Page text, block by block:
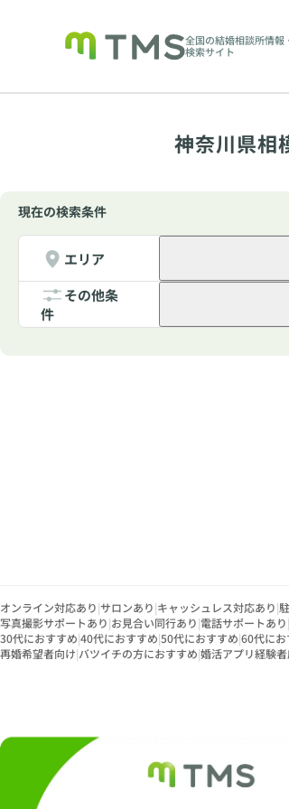
全国の結婚相談所情報
検索サイト
神奈川県相
現在の検索条件
エリア
その他条
件
オンライン対応あり|サロンあり|キャッシュレス対応あり|
写真撮影サポートあり|お見合い同行あり|電話サポートあり|
30代におすすめ|40代におすすめ|50代におすすめ|60代にお
再婚希望者向け|バツイチの方におすすめ|婚活アプリ経験